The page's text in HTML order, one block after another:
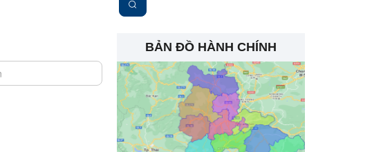
BẢN ĐỒ HÀNH CHÍNH